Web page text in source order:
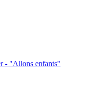
- "Allons enfants"